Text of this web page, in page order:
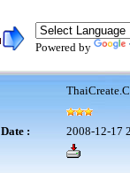
Powered by
:
2008-12-17